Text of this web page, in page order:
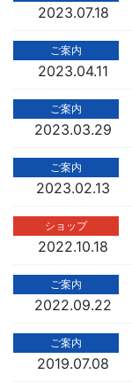
2023.07.18
ご案内
2023.04.11
ご案内
2023.03.29
ご案内
2023.02.13
ショップ
2022.10.18
ご案内
2022.09.22
ご案内
2019.07.08